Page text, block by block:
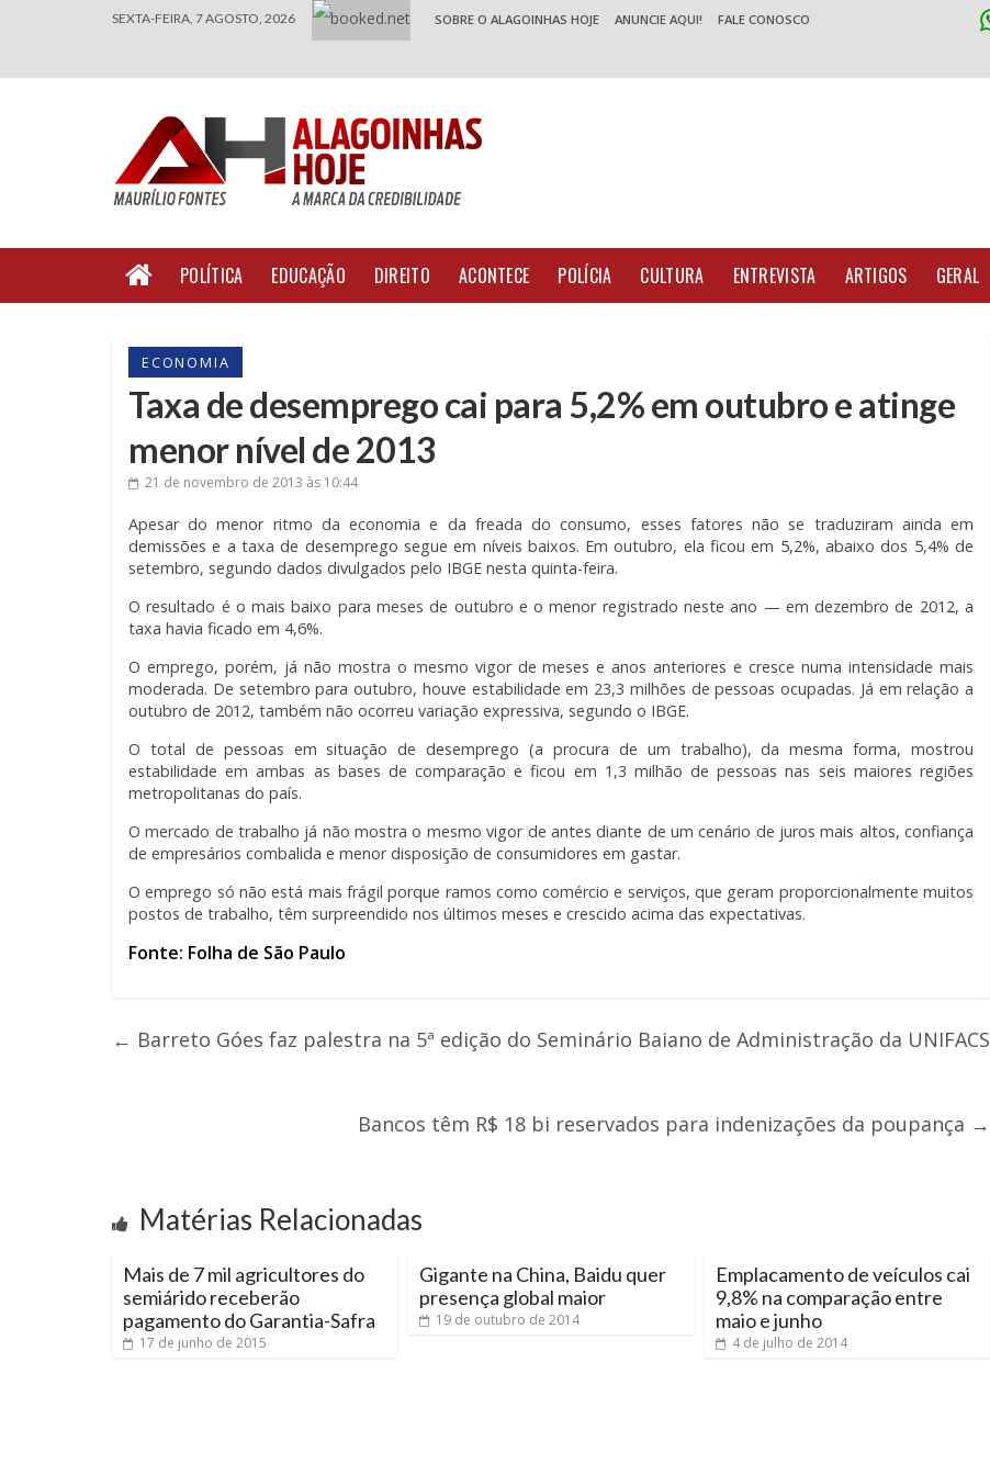
SEXTA-FEIRA, 7 AGOSTO, 2026 SOBRE O ALAGOINHAS HOJE ANUNCIE AQUI! FALE CONOSCO
POLÍTICA EDUCAÇÃO DIREITO ACONTECE POLÍCIA CULTURA ENTREVISTA ARTIGOS GERAL
ECONOMIA
Taxa de desemprego cai para 5,2% em outubro e atinge
menor nível de 2013
21 de novembro de 2013 às 10:44
Apesar do menor ritmo da economia e da freada do consumo, esses fatores não se traduziram ainda em
demissões e a taxa de desemprego segue em níveis baixos. Em outubro, ela ficou em 5,2%, abaixo dos 5,4% de
setembro, segundo dados divulgados pelo IBGE nesta quinta-feira.
O resultado é o mais baixo para meses de outubro e o menor registrado neste ano — em dezembro de 2012, a
taxa havia ficado em 4,6%.
O emprego, porém, já não mostra o mesmo vigor de meses e anos anteriores e cresce numa intensidade mais
moderada. De setembro para outubro, houve estabilidade em 23,3 milhões de pessoas ocupadas. Já em relação a
outubro de 2012, também não ocorreu variação expressiva, segundo o IBGE.
O total de pessoas em situação de desemprego (a procura de um trabalho), da mesma forma, mostrou
estabilidade em ambas as bases de comparação e ficou em 1,3 milhão de pessoas nas seis maiores regiões
metropolitanas do país.
O mercado de trabalho já não mostra o mesmo vigor de antes diante de um cenário de juros mais altos, confiança
de empresários combalida e menor disposição de consumidores em gastar.
O emprego só não está mais frágil porque ramos como comércio e serviços, que geram proporcionalmente muitos
postos de trabalho, têm surpreendido nos últimos meses e crescido acima das expectativas.
Fonte: Folha de São Paulo
← Barreto Góes faz palestra na 5ª edição do Seminário Baiano de Administração da UNIFACS
Bancos têm R$ 18 bi reservados para indenizações da poupança →
Matérias Relacionadas
Mais de 7 mil agricultores do
semiárido receberão
pagamento do Garantia-Safra
17 de junho de 2015
Gigante na China, Baidu quer
presença global maior
19 de outubro de 2014
Emplacamento de veículos cai
9,8% na comparação entre
maio e junho
4 de julho de 2014